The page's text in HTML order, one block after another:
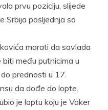
prvu poziciju, slijede
Srbija posljednja sa
morati da savlada
među putnicima u
prednosti u 17.
da dođe do lopte.
je loptu koju je Voker